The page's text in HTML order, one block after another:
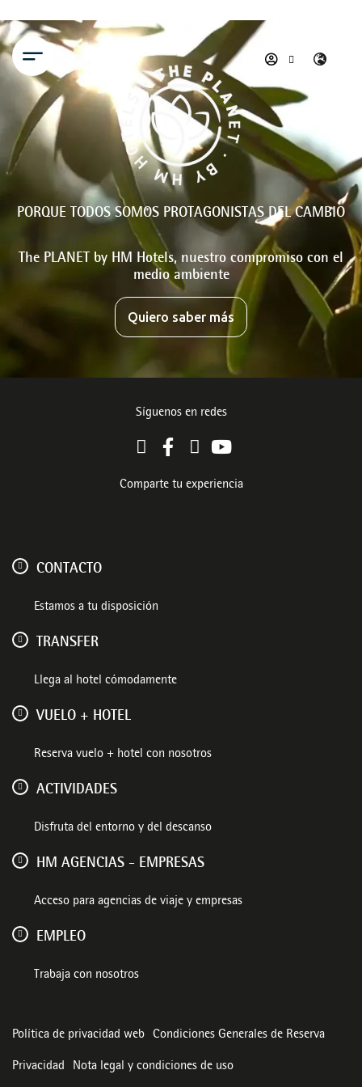
Menú
PORQUE TODOS SOMOS PROTAGONISTAS DEL CAMBIO
The PLANET by HM Hotels, nuestro compromiso con el
medio ambiente
Quiero saber más
Síguenos en redes
Comparte tu experiencia
CONTACTO
Estamos a tu disposición
TRANSFER
Llega al hotel cómodamente
VUELO + HOTEL
Reserva vuelo + hotel con nosotros
ACTIVIDADES
Disfruta del entorno y del descanso
HM AGENCIAS - EMPRESAS
Acceso para agencias de viaje y empresas
EMPLEO
Trabaja con nosotros
Política de privacidad web Condiciones Generales de Reserva
Privacidad Nota legal y condiciones de uso